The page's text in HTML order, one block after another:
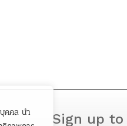
คคล นำ
Sign up